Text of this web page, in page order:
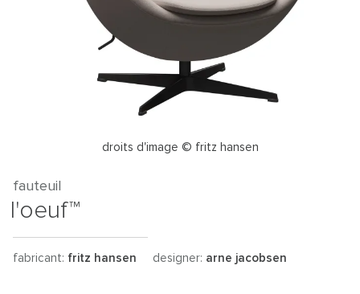
droits d'image © fritz hansen
fauteuil
l'oeuf™
fabricant: fritz hansen designer: arne jacobsen